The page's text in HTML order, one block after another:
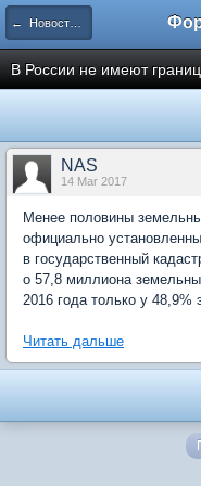
← Новости рынка недвижимости
В России не имеют
NAS
14 Mar 2017
Менее половины
официально
в государственный
о 57,8 миллиона
2016 года только у 48,9%
Читать дальше